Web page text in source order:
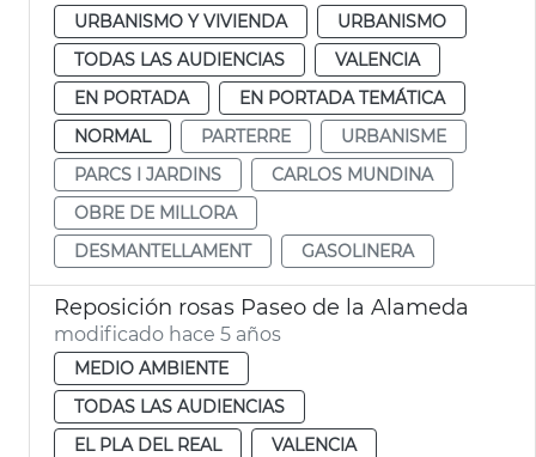
URBANISMO Y VIVIENDA
URBANISMO
TODAS LAS AUDIENCIAS
VALENCIA
EN PORTADA
EN PORTADA TEMÁTICA
NORMAL
PARTERRE
URBANISME
PARCS I JARDINS
CARLOS MUNDINA
OBRE DE MILLORA
DESMANTELLAMENT
GASOLINERA
Reposición rosas Paseo de la Alameda
modificado hace 5 años
MEDIO AMBIENTE
TODAS LAS AUDIENCIAS
EL PLA DEL REAL
VALENCIA